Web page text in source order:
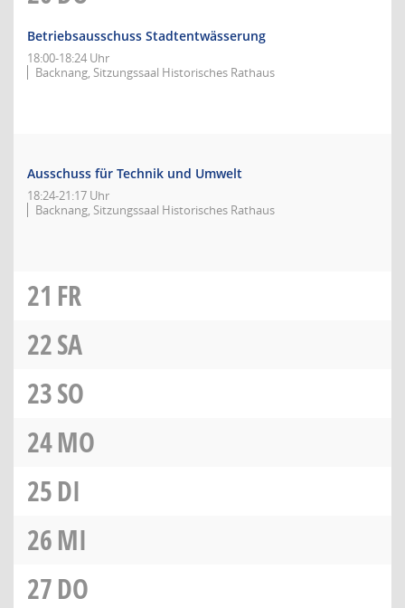
Betriebsausschuss Stadtentwässerung
18:00-18:24 Uhr
Backnang, Sitzungssaal Historisches Rathaus
Ausschuss für Technik und Umwelt
18:24-21:17 Uhr
Backnang, Sitzungssaal Historisches Rathaus
21 FR
22SA
23SO
24MO
25DI
26MI
27DO